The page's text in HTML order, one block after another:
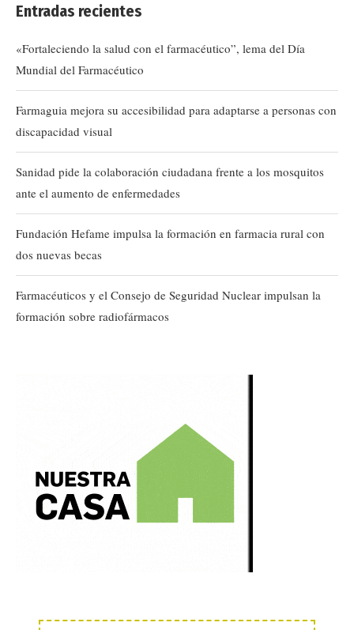
Entradas recientes
«Fortaleciendo la salud con el farmacéutico”, lema del Día
Mundial del Farmacéutico
Farmaguia mejora su accesibilidad para adaptarse a personas con
discapacidad visual
Sanidad pide la colaboración ciudadana frente a los mosquitos
ante el aumento de enfermedades
Fundación Hefame impulsa la formación en farmacia rural con
dos nuevas becas
Farmacéuticos y el Consejo de Seguridad Nuclear impulsan la
formación sobre radiofármacos